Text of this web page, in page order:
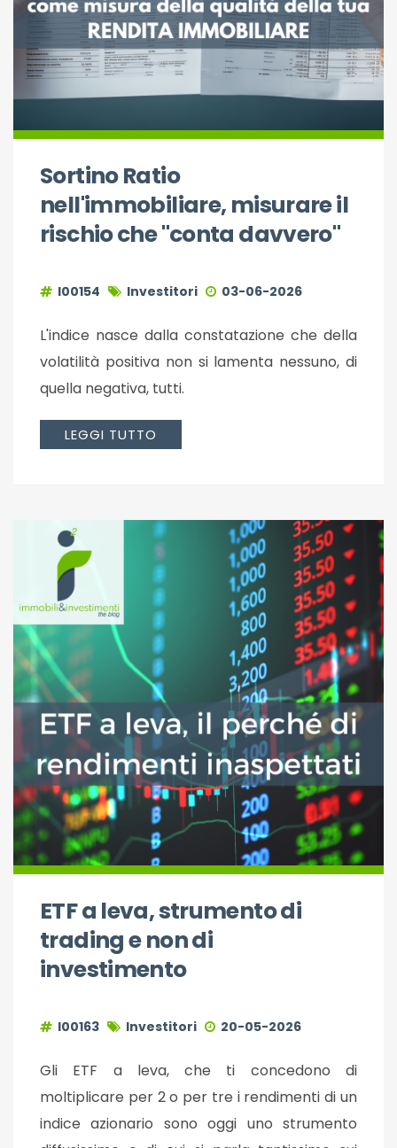
Sortino Ratio
nell'immobiliare, misurare il
rischio che "conta davvero"
I00154 Investitori 03-06-2026
L'indice nasce dalla constatazione che della
volatilità positiva non si lamenta nessuno, di
quella negativa, tutti.
LEGGI TUTTO
ETF a leva, strumento di
trading e non di
investimento
I00163 Investitori 20-05-2026
Gli ETF a leva, che ti concedono di
moltiplicare per 2 o per tre i rendimenti di un
indice azionario sono oggi uno strumento